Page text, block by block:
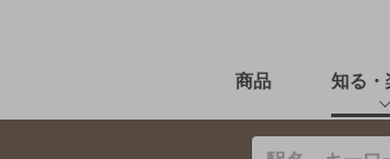
商品 知る・